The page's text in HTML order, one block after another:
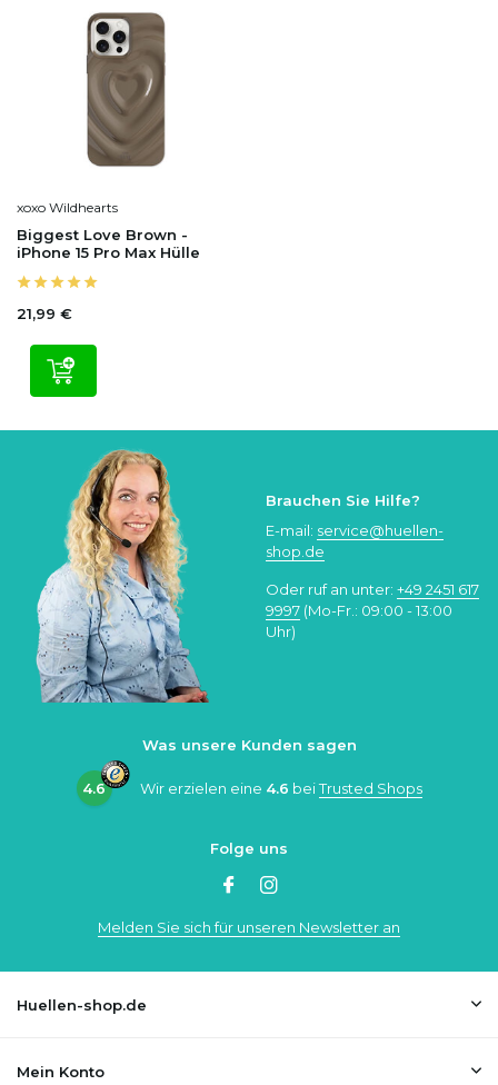
xoxo Wildhearts
Biggest Love Brown -
iPhone 15 Pro Max Hülle
21,99 €
Brauchen Sie Hilfe?
E-mail: service@huellen-
shop.de
Oder ruf an unter: +49 2451 617
9997 (Mo-Fr.: 09:00 - 13:00
Uhr)
Was unsere Kunden sagen
4.6 Wir erzielen eine 4.6 beiTrusted Shops
Folge uns
Melden Sie sich für unseren Newsletter an
Huellen-shop.de
Mein Konto